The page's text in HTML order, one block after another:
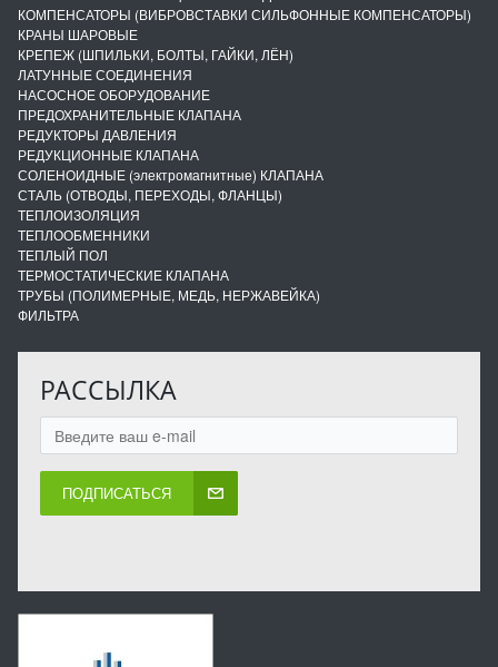
КОМПЕНСАТОРЫ (ВИБРОВСТАВКИ СИЛЬФОННЫЕ КОМПЕНСАТОРЫ)
КРАНЫ ШАРОВЫЕ
КРЕПЕЖ (ШПИЛЬКИ, БОЛТЫ, ГАЙКИ, ЛЁН)
ЛАТУННЫЕ СОЕДИНЕНИЯ
НАСОСНОЕ ОБОРУДОВАНИЕ
ПРЕДОХРАНИТЕЛЬНЫЕ КЛАПАНА
РЕДУКТОРЫ ДАВЛЕНИЯ
РЕДУКЦИОННЫЕ КЛАПАНА
СОЛЕНОИДНЫЕ (электромагнитные) КЛАПАНА
СТАЛЬ (ОТВОДЫ, ПЕРЕХОДЫ, ФЛАНЦЫ)
ТЕПЛОИЗОЛЯЦИЯ
ТЕПЛООБМЕННИКИ
ТЕПЛЫЙ ПОЛ
ТЕРМОСТАТИЧЕСКИЕ КЛАПАНА
ТРУБЫ (ПОЛИМЕРНЫЕ, МЕДЬ, НЕРЖАВЕЙКА)
ФИЛЬТРА
РАССЫЛКА
ПОДПИСАТЬСЯ